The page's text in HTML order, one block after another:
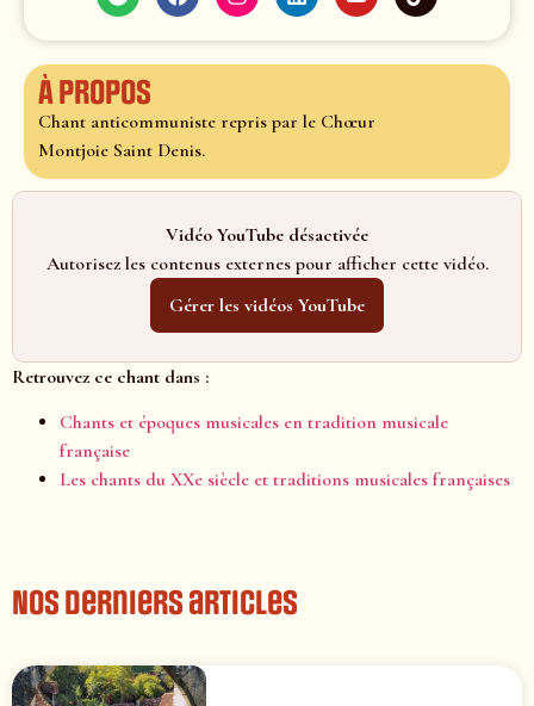
À propos
Chant anticommuniste repris par le Chœur
Montjoie Saint Denis.
Vidéo YouTube désactivée
Autorisez les contenus externes pour afficher cette vidéo.
Gérer les vidéos YouTube
Retrouvez ce chant dans :
Chants et époques musicales en tradition musicale
française
Les chants du XXe siècle et traditions musicales françaises
Nos derniers articles